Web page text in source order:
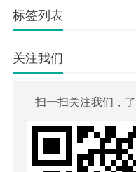
北欧对决谁能笑到最后？
标签列表
关注我们
扫一扫关注我们，